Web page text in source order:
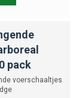
pack
voerschaaltjes